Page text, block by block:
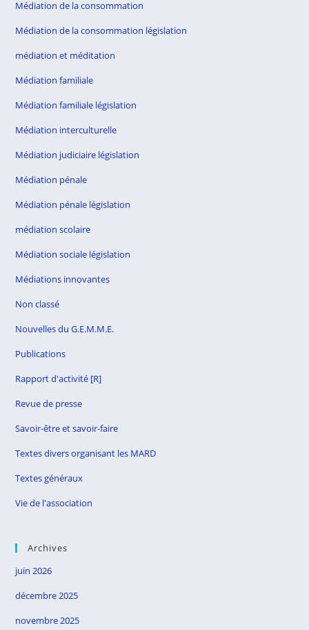
Médiation de la consommation
Médiation de la consommation législation
médiation et méditation
Médiation familiale
Médiation familiale législation
Médiation interculturelle
Médiation judiciaire législation
Médiation pénale
Médiation pénale législation
médiation scolaire
Médiation sociale législation
Médiations innovantes
Non classé
Nouvelles du G.E.M.M.E.
Publications
Rapport d'activité [R]
Revue de presse
Savoir-être et savoir-faire
Textes divers organisant les MARD
Textes généraux
Vie de l'association
Archives
juin 2026
décembre 2025
novembre 2025